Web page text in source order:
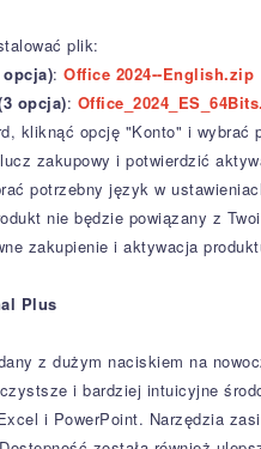
plik:
: Office 2024--English.zip
opcja):
kliknąć opcję "Konto" i wybrać
zakupowy i potwierdzić
potrzebny język w
nie będzie powiązany z
zakupienie i aktywacja
Plus
z dużym naciskiem na
i bardziej intuicyjne
i PowerPoint. Narzędzia